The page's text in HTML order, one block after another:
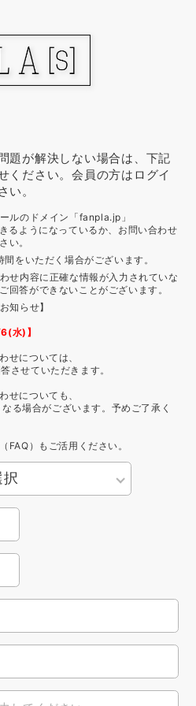
題が解決しない場合は、下記
ください。会員の方はログイ
い。
ルのドメイン「fanpla.jp」
るようになっているか、お問い合わせ
い。
をいただく場合がございます。
せ内容に正確な情報が入力されていな
回答ができないことがございます。
知らせ】
水)】
せについては、
させていただきます。
せについても、
る場合がございます。予めご了承く
FAQ）もご活用ください。